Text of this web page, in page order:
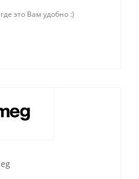
это Вам удобно :)